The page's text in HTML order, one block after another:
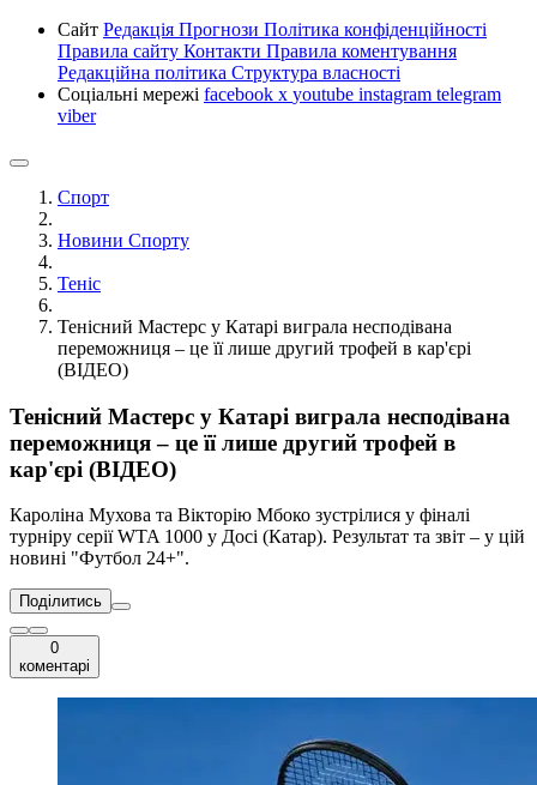
Сайт Редакція Прогнози Політика конфіденційності
Правила сайту Контакти Правила коментування
Редакційна політика Структура власності
Соціальні мережі facebook x youtube instagram telegram
viber
Спорт
Новини Спорту
Теніс
Тенісний Мастерс у Катарі виграла несподівана
переможниця – це її лише другий трофей в кар'єрі
(ВІДЕО)
Тенісний Мастерс у Катарі виграла несподівана
переможниця – це її лише другий трофей в
кар'єрі (ВІДЕО)
Кароліна Мухова та Вікторію Мбоко зустрілися у фіналі
турніру серії WTA 1000 у Досі (Катар). Результат та звіт – у цій
новині "Футбол 24+".
Поділитись
0
коментарі